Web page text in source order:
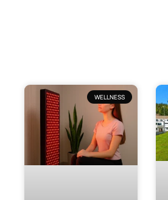
WELLNESS